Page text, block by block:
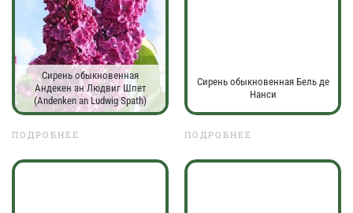
Сирень обыкновенная
Андекен ан Людвиг Шпет
(Andenken an Ludwig Spath)
ПОДРОБНЕЕ
Сирень обыкновенная Бель де
Нанси
ПОДРОБНЕЕ